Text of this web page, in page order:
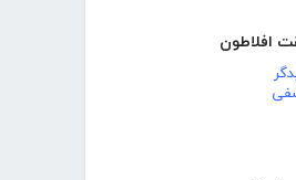
افلاطون